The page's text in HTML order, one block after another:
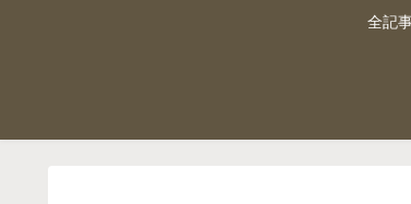
全記